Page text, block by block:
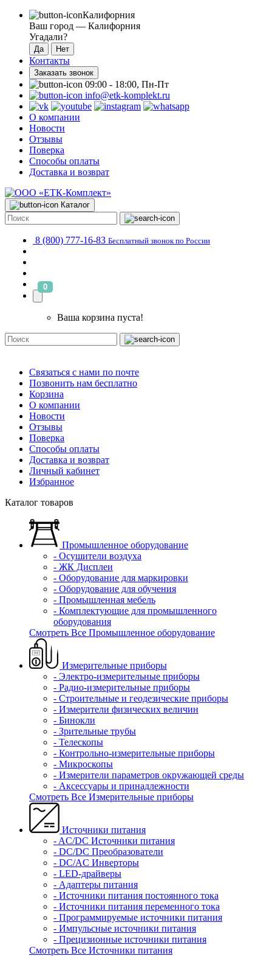
Калифорния
Ваш город — Калифорния
Угадали?
Контакты
Заказать звонок
09:00 - 18:00, Пн-Пт
info@etk-komplekt.ru
О компании
Новости
Отзывы
Поверка
Способы оплаты
Доставка и возврат
Каталог
8 (800) 777-16-83 Бесплатный звонок по России
0
Ваша корзина пуста!
Связаться с нами по почте
Позвонить нам бесплатно
Корзина
О компании
Новости
Отзывы
Поверка
Способы оплаты
Доставка и возврат
Личный кабинет
Избранное
Каталог товаров
Промышленное оборудование
- Осушители воздуха
- ЖК Дисплеи
- Оборудование для маркировки
- Оборудование для обучения
- Промышленная мебель
- Комплектующие для промышленного
оборудования
Смотреть Все Промышленное оборудование
Измерительные приборы
- Электро-измерительные приборы
- Радио-измерительные приборы
- Строительные и геодезические приборы
- Измерители физических величин
- Бинокли
- Зрительные трубы
- Телескопы
- Контрольно-измерительные приборы
- Микроскопы
- Измерители параметров окружающей среды
- Аксессуары и принадлежности
Смотреть Все Измерительные приборы
Источники питания
- AC/DC Источники питания
- DC/DC Преобразователи
- DC/AC Инверторы
- LED-драйверы
- Адаптеры питания
- Источники питания постоянного тока
- Источники питания переменного тока
- Программируемые источники питания
- Импульсные источники питания
- Прецизионные источники питания
Смотреть Все Источники питания